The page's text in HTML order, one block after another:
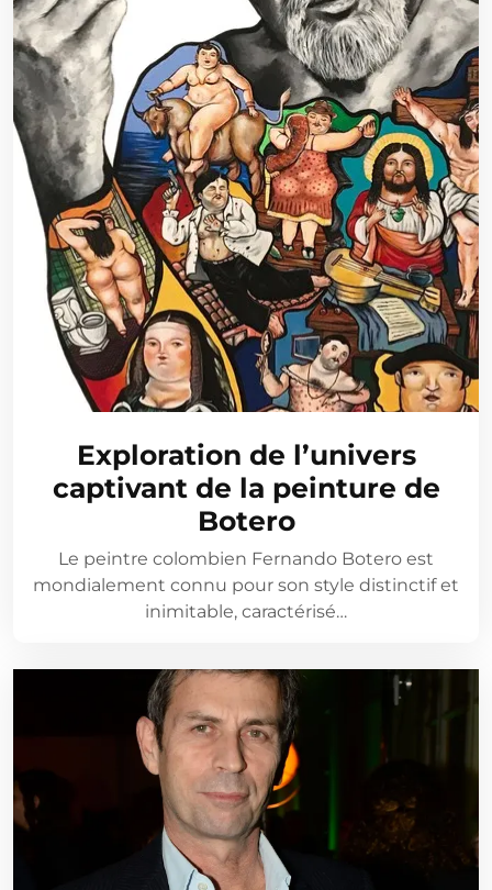
Exploration de l’univers
captivant de la peinture de
Botero
Le peintre colombien Fernando Botero est
mondialement connu pour son style distinctif et
inimitable, caractérisé…